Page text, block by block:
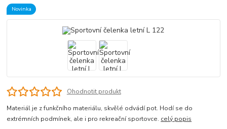
Novinka
Ohodnotit produkt
Materiál je z funkčního materiálu, skvělé odvádí pot. Hodí se do
extrémních podmínek, ale i pro rekreační sportovce. celý popis